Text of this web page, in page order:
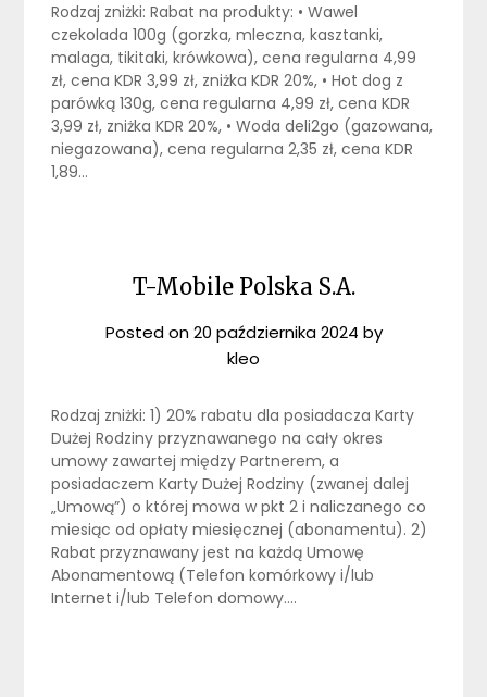
Rodzaj zniżki: Rabat na produkty: • Wawel
czekolada 100g (gorzka, mleczna, kasztanki,
malaga, tikitaki, krówkowa), cena regularna 4,99
zł, cena KDR 3,99 zł, zniżka KDR 20%, • Hot dog z
parówką 130g, cena regularna 4,99 zł, cena KDR
3,99 zł, zniżka KDR 20%, • Woda deli2go (gazowana,
niegazowana), cena regularna 2,35 zł, cena KDR
1,89…
T-Mobile Polska S.A.
Posted on20 października 2024 by
kleo
Rodzaj zniżki: 1) 20% rabatu dla posiadacza Karty
Dużej Rodziny przyznawanego na cały okres
umowy zawartej między Partnerem, a
posiadaczem Karty Dużej Rodziny (zwanej dalej
„Umową”) o której mowa w pkt 2 i naliczanego co
miesiąc od opłaty miesięcznej (abonamentu). 2)
Rabat przyznawany jest na każdą Umowę
Abonamentową (Telefon komórkowy i/lub
Internet i/lub Telefon domowy….